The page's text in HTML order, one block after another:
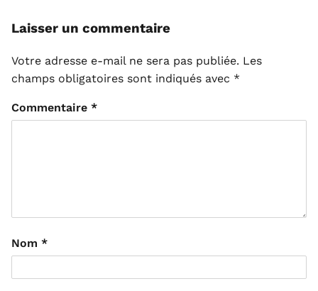
Laisser un commentaire
Votre adresse e-mail ne sera pas publiée. Les
champs obligatoires sont indiqués avec *
Commentaire *
Nom *